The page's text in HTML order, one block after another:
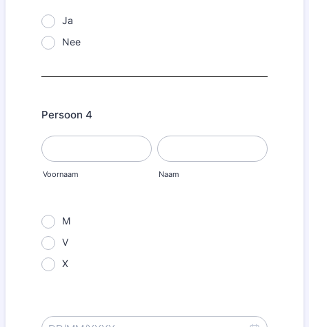
Ja
Nee
Persoon 4
Voornaam Naam
M
V
X